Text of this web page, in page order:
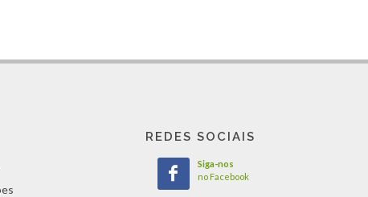
REDES SOCIAIS
Siga-nos
no Facebook